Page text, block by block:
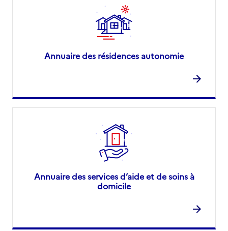
Annuaire des résidences autonomie
Annuaire des services d’aide et de soins à
domicile